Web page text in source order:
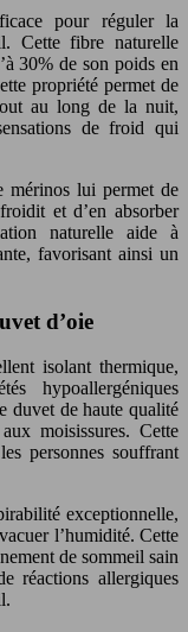
pour réguler la
Cette fibre naturelle
30% de son poids en
propriété permet de
au long de la nuit,
de froid qui
mérinos lui permet de
et d’en absorber
naturelle aide à
favorisant ainsi un
d’oie
isolant thermique,
hypoallergéniques
duvet de haute qualité
moisissures. Cette
personnes souffrant
exceptionnelle,
l’humidité. Cette
de sommeil sain
réactions allergiques